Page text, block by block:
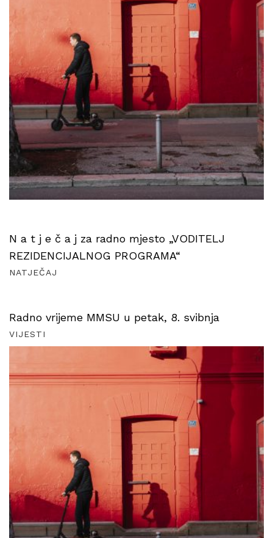
N a t j e č a j za radno mjesto „VODITELJ
REZIDENCIJALNOG PROGRAMA“
NATJEČAJ
Radno vrijeme MMSU u petak, 8. svibnja
VIJESTI